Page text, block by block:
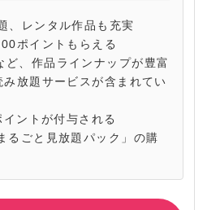
、レンタル作品も充実
ポイントもらえる
ど、作品ラインナップが豊富
放題サービスが含まれてい
ントが付与される
るごと見放題パック」の購